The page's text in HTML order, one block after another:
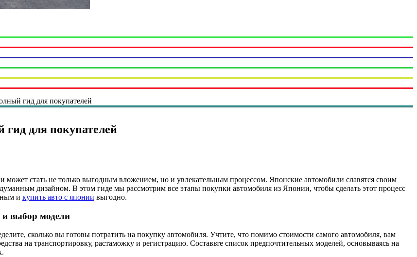
гид для покупателей
для покупателей
может стать не только выгодным вложением, но и увлекательным процессом. Японские автомобили славятся своим
дизайном. В этом гиде мы рассмотрим все этапы покупки автомобиля из Японии, чтобы сделать этот процесс
и купить авто с японии выгодно.
и выбор модели
сколько вы готовы потратить на покупку автомобиля. Учтите, что помимо стоимости самого автомобиля, вам
на транспортировку, растаможку и регистрацию. Составьте список предпочтительных моделей, основываясь на